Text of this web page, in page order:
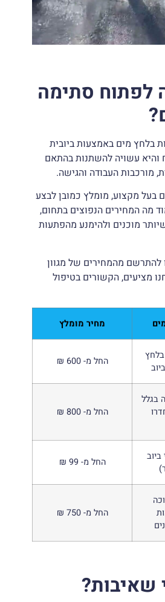
לפתוח סתימה
בלחץ מים באמצעות ביובית
ב-600 ש"ח והיא עשויה להשתנות בהתאם
מורכבות העבודה והגישה.
בעל מקצוע, מומלץ כמובן לבצע
מה המחירים הנפוצים בתחום,
מוכנים ולהימנע מהפתעות
להתרשם מהמחירים של מגוון
מציעים, הקשורים בטיפול
מחיר מומלץ
החל מ- 600 ₪
בגלל
החל מ- 800 ₪
החל מ- 99 ₪
החל מ- 750 ₪
שאיבות?